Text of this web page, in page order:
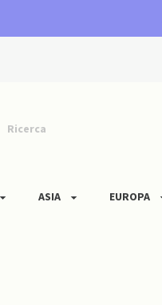
Ricerca
ASIA EUROPA